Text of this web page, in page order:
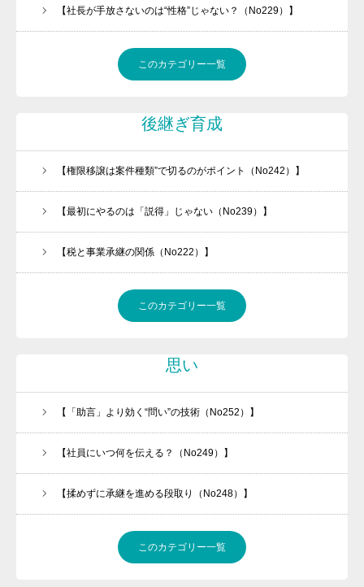
【社長が手放さないのは“性格”じゃない？（No229）】
このカテゴリー一覧
後継ぎ育成
【権限移譲は案件種類”で切るのがポイント（No242）】
【最初にやるのは「説得」じゃない（No239）】
【税と事業承継の関係（No222）】
このカテゴリー一覧
思い
【「助言」より効く“問い”の技術（No252）】
【社員にいつ何を伝える？（No249）】
【揉めずに承継を進める段取り（No248）】
このカテゴリー一覧